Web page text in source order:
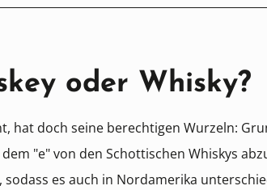
oder Whisky?
hat doch seine berechtigen Wurzeln:
"e" von den Schottischen Whiskys
es auch in Nordamerika